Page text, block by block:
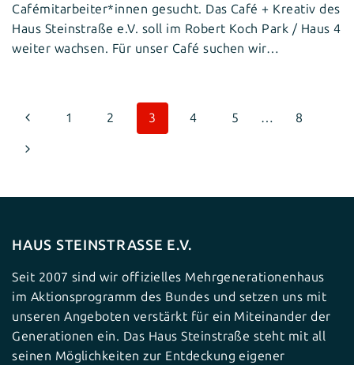
Cafémitarbeiter*innen gesucht. Das Café + Kreativ des
Haus Steinstraße e.V. soll im Robert Koch Park / Haus 4
weiter wachsen. Für unser Café suchen wir…
Seitennavigation
Vorherige
Seite
1 2 3 4 5 … 8
Nächste
HAUS STEINSTRASSE E.V.
Seit 2007 sind wir offizielles Mehrgenerationenhaus
im Aktionsprogramm des Bundes und setzen uns mit
unseren Angeboten verstärkt für ein Miteinander der
Generationen ein. Das Haus Steinstraße steht mit all
seinen Möglichkeiten zur Entdeckung eigener